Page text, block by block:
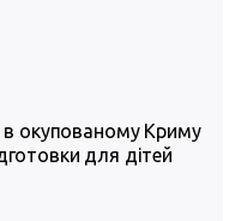
в окупованому Криму
для дітей